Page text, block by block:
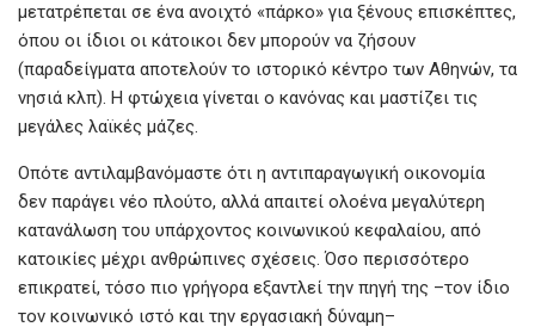
μετατρέπεται σε ένα ανοιχτό «πάρκο» για ξένους επισκέπτες,
όπου οι ίδιοι οι κάτοικοι δεν μπορούν να ζήσουν
(παραδείγματα αποτελούν το ιστορικό κέντρο των Αθηνών, τα
νησιά κλπ). Η φτώχεια γίνεται ο κανόνας και μαστίζει τις
μεγάλες λαϊκές μάζες.
Οπότε αντιλαμβανόμαστε ότι η αντιπαραγωγική οικονομία
δεν παράγει νέο πλούτο, αλλά απαιτεί ολοένα μεγαλύτερη
κατανάλωση του υπάρχοντος κοινωνικού κεφαλαίου, από
κατοικίες μέχρι ανθρώπινες σχέσεις. Όσο περισσότερο
επικρατεί, τόσο πιο γρήγορα εξαντλεί την πηγή της –τον ίδιο
τον κοινωνικό ιστό και την εργασιακή δύναμη–